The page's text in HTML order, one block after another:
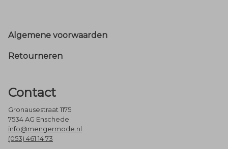
Footer
Algemene voorwaarden
Retourneren
Contact
Gronausestraat 1175
7534 AG Enschede
info@mengermode.nl
(053) 461 14 73